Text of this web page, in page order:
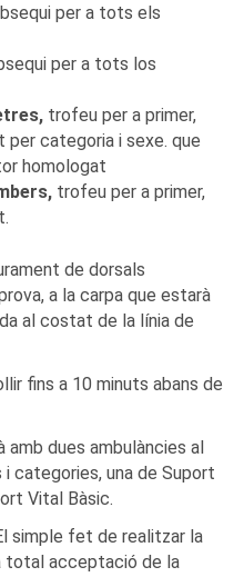
per a tots els
per a tots los
trofeu per a primer,
categoria i sexe. que
homologat
trofeu per a primer,
de dorsals
a la carpa que estarà
al costat de la línia de
fins a 10 minuts abans de
dues ambulàncies al
categories, una de Suport
Vital Bàsic.
simple fet de realitzar la
total acceptació de la